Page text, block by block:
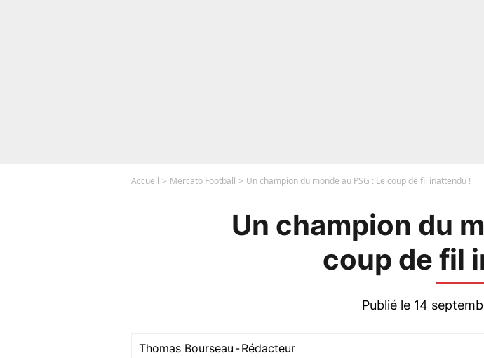
Accueil Mercato Football Un champion du monde au PSG : Le coup de fil inattendu !
Un champion du
coup de fil
Publié le 14
Thomas Bourseau -Rédacteur